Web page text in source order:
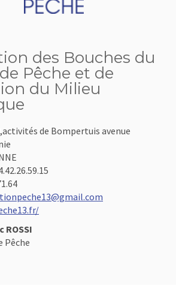
des Bouches du
Pêche et de
du Milieu
de Bompertuis avenue
ROSSI
Pêche